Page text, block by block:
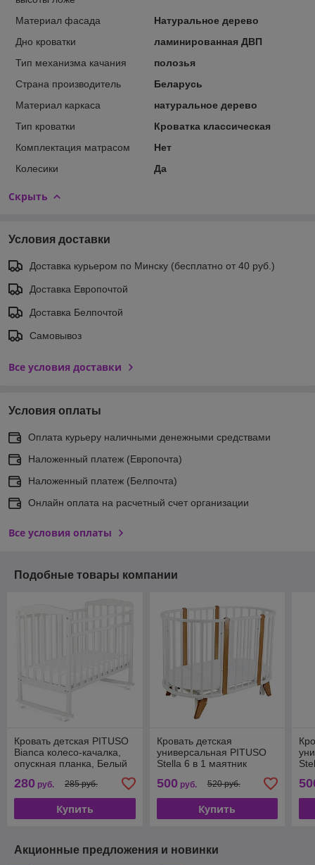
Материал фасада
Натуральное дерево
Дно кроватки
ламинированная ДВП
Тип механизма качания
полозья
Страна производитель
Беларусь
Материал каркаса
натуральное дерево
Тип кроватки
Кроватка классическая
Комплектация матрасом
Нет
Колесики
Да
Скрыть
Условия доставки
Доставка курьером по Минску (бесплатно от 40 руб.)
Доставка Европочтой
Доставка Белпочтой
Самовывоз
Все условия доставки
Условия оплаты
Оплата курьеру наличными денежными средствами
Наложенный платеж (Европочта)
Наложенный платеж (Белпочта)
Онлайн оплата на расчетный счет организации
Все условия оплаты
Подобные товары компании
Кровать детская PITUSO
Bianca колесо-качалка,
опускная планка, Белый
280 руб. 285 руб.
Купить
Кровать детская
универсальная PITUSO
Stella 6 в 1 маятник
500руб. 520 руб.
Купить
Акционные предложения и новинки